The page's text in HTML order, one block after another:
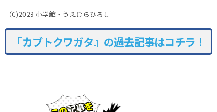
（C)2023 小学館・うえむらひろし
『カブトクワガタ』の過去記事はコチラ！